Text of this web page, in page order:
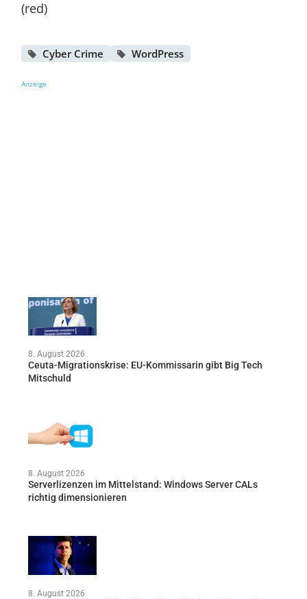
(red)
Cyber Crime WordPress
Anzeige
8. August 2026
Ceuta-Migrationskrise: EU-Kommissarin gibt Big Tech
Mitschuld
8. August 2026
Serverlizenzen im Mittelstand: Windows Server CALs
richtig dimensionieren
8. August 2026